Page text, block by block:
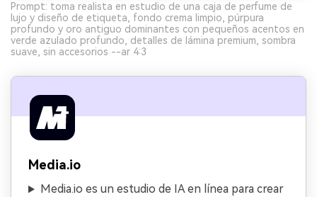
Prompt: toma realista en estudio de una caja de perfume de
lujo y diseño de etiqueta, fondo crema limpio, púrpura
profundo y oro antiguo dominantes con pequeños acentos en
verde azulado profundo, detalles de lámina premium, sombra
suave, sin accesorios --ar 4:3
Media.io
Media.io es un estudio de IA en línea para crear